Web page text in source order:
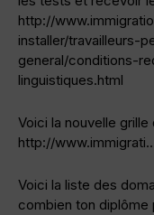
http://
installer/travailleurs-
general/conditions-
linguistiques.html
Voici la nouvelle
http://
Voici la liste des
combien ton